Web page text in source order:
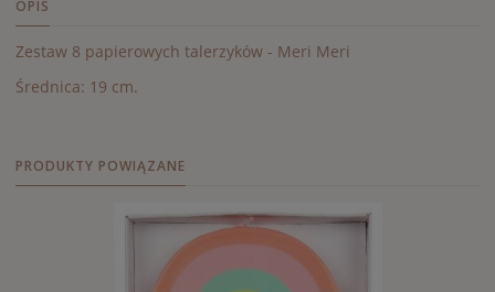
OPIS
Zestaw 8 papierowych talerzyków - Meri Meri
Średnica: 19 cm.
PRODUKTY POWIĄZANE